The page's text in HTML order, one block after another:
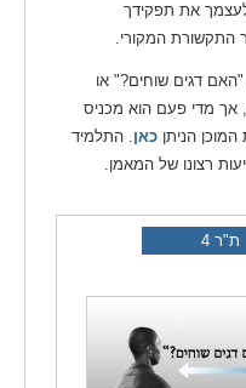
את תפקידך
התקשורת המקורי.
דגים שוחים?" או
אך מדי פעם הוא מכניס
המוכן הניתן כאן. התלמיד
רצונו של המאמן.
ת"ר 4